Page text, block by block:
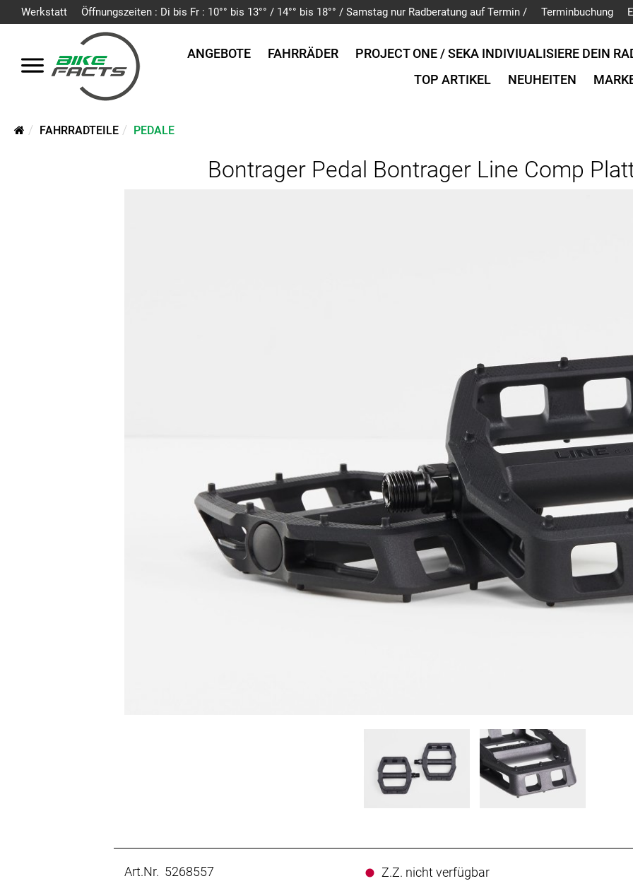
Werkstatt Öffnungszeiten : Di bis Fr : 10°° bis 13°° / 14°° bis 18°° / Samstag nur Radberatung auf Termin / Terminbuchung
ANGEBOTE FAHRRÄDER
PROJECT ONE / SEKA INDIVIUALISIERE DEIN
TOP ARTIKEL
NEUHEITEN
FAHRRADTEILE PEDALE
Bontrager Pedal Bontrager Line Comp
Art.Nr. 5268557
Z.Z. nicht verfügbar